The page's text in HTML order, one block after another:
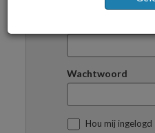
Wachtwoord
Hou mij ingelogd